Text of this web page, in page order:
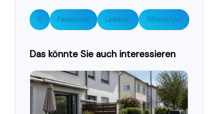
X Facebook LinkedIn WhatsApp
Das könnte Sie auch interessieren